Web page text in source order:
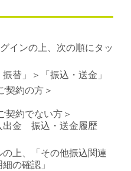
インの上、次の順にタッ
替」＞「振込・送金」
契約の方＞
契約でない方＞
出金 振込・送金履歴
上、「その他振込関連
の確認」